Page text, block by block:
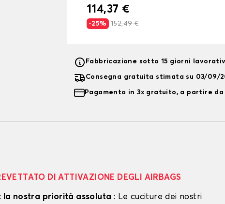
114,37 €
-25% 152,49 €
Fabbricazione sotto 15 giorni
Consegna gratuita stimata su 03/09/
Pagamento in 3x gratuito, a partire
DI ATTIVAZIONE DEGLI AIRBAGS
la nostra priorità assoluta : Le cuciture dei nostri